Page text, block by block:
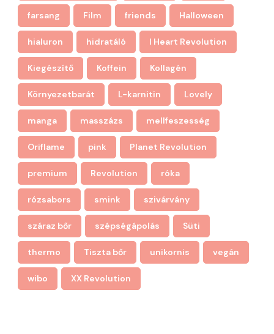
farsang Film friends Halloween
hialuron hidratáló I Heart Revolution
Kiegészítő Koffein Kollagén
Környezetbarát L-karnitin Lovely
manga masszázs mellfeszesség
Oriflame pink Planet Revolution
premium Revolution róka
rózsabors smink szivárvány
száraz bőr szépségápolás Süti
thermo Tiszta bőr unikornis vegán
wibo XX Revolution